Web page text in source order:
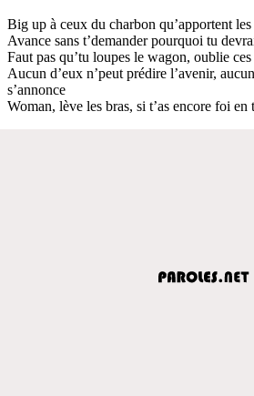
Big up à ceux du charbon qu’apportent les
Avance sans t’demander pourquoi tu
Faut pas qu’tu loupes le wagon, oublie
Aucun d’eux n’peut prédire l’avenir,
s’annonce
Woman, lève les bras, si t’as encore foi en